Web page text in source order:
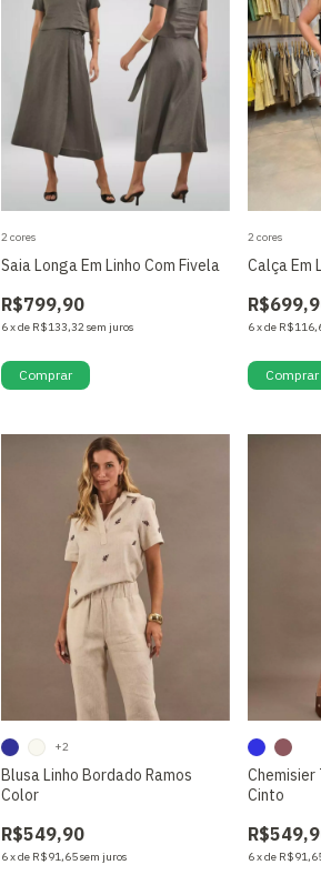
Saia Longa Em Linho Com Fivela
R$799,90
6xde R$133,32sem juros
2 cores
Comprar
Calça Em
6xde
2 cores
Comprar
Blusa Linho Bordado Ramos
Color
R$549,90
6xde R$91,65sem juros
+2
Cinto
6xde